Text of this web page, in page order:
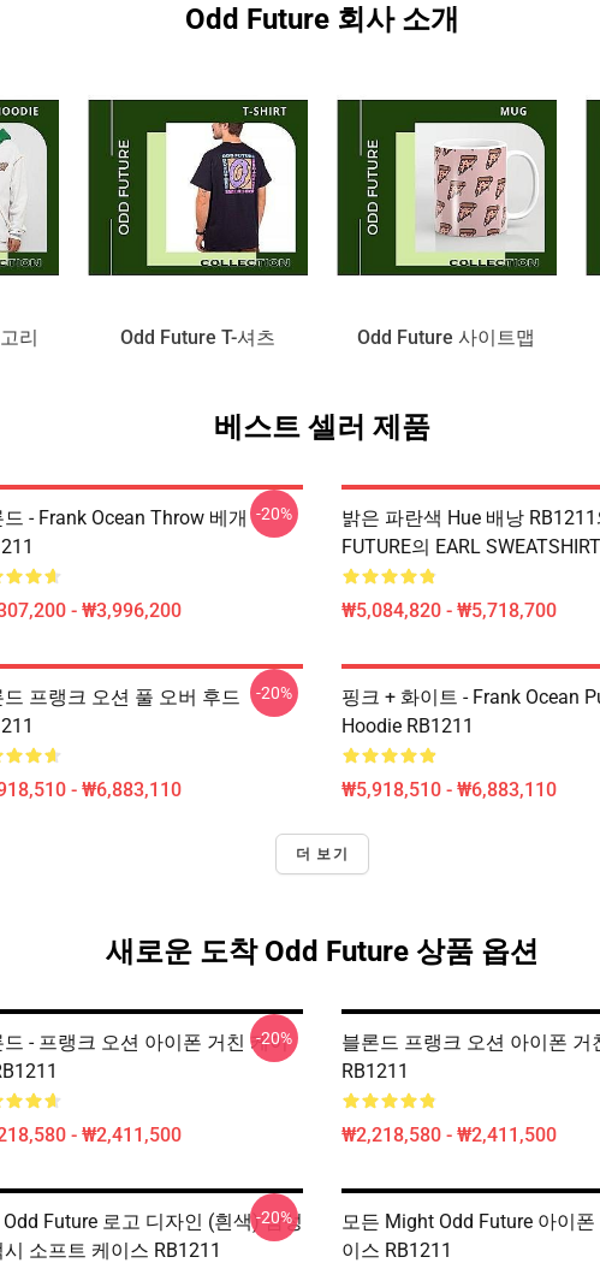
Odd Future 회사 소개
리 Odd Future T-셔츠 Odd Future 사이트맵
베스트 셀러 제품
드 - Frank Ocean Throw 베개
- ₩3,996,200
-20%
밝은 파란색 Hue 배낭 RB1211
FUTURE의 EARL SWEATSHIRT
₩5,084,820 - ₩5,718,700
드 프랭크 오션 풀 오버 후드
- ₩6,883,110
-20%
핑크 + 화이트 - Frank Ocean
Hoodie RB1211
₩5,918,510 - ₩6,883,110
더 보기
새로운 도착 Odd Future 상품 옵션
드 - 프랭크 오션 아이폰 거친 케이
- ₩2,411,500
-20%
블론드 프랭크 오션 아이폰 거
RB1211
₩2,218,580 - ₩2,411,500
Future 로고 디자인 (흰색) 삼성
시 소프트 케이스 RB1211
-20%
모든 Might Odd Future 아이
이스 RB1211